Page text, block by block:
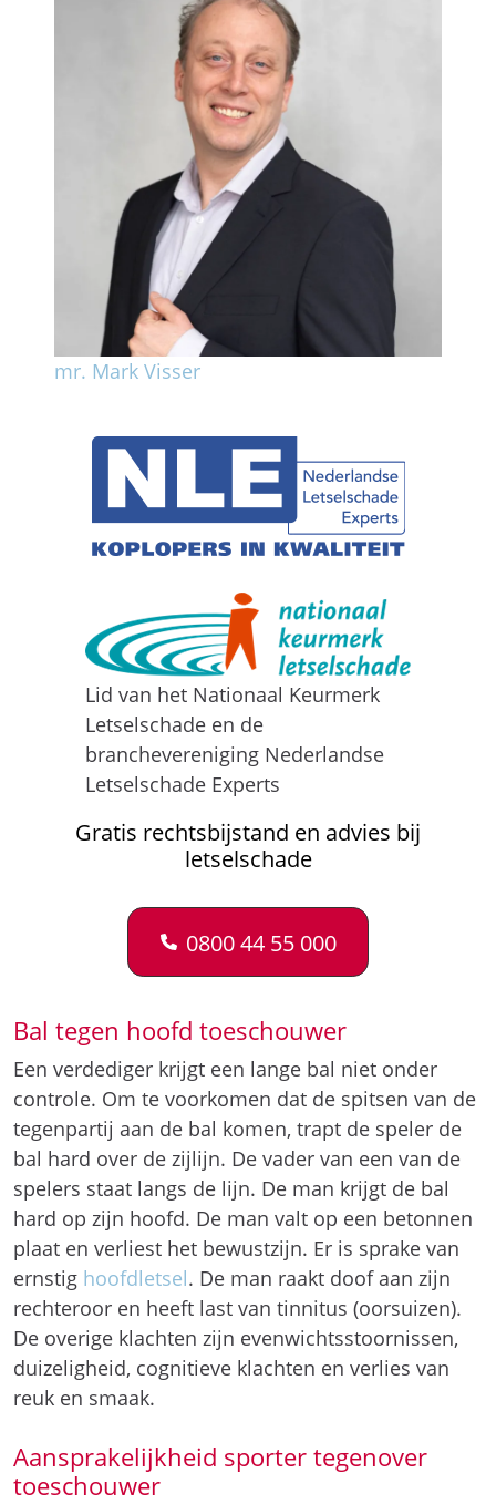
mr. Mark Visser
Lid van het Nationaal Keurmerk
Letselschade en de
branchevereniging Nederlandse
Letselschade Experts
Gratis rechtsbijstand en advies bij
letselschade
0800 44 55 000
Bal tegen hoofd toeschouwer
Een verdediger krijgt een lange bal niet onder
controle. Om te voorkomen dat de spitsen van de
tegenpartij aan de bal komen, trapt de speler de
bal hard over de zijlijn. De vader van een van de
spelers staat langs de lijn. De man krijgt de bal
hard op zijn hoofd. De man valt op een betonnen
plaat en verliest het bewustzijn. Er is sprake van
ernstig hoofdletsel. De man raakt doof aan zijn
rechteroor en heeft last van tinnitus (oorsuizen).
De overige klachten zijn evenwichtsstoornissen,
duizeligheid, cognitieve klachten en verlies van
reuk en smaak.
Aansprakelijkheid sporter tegenover
toeschouwer